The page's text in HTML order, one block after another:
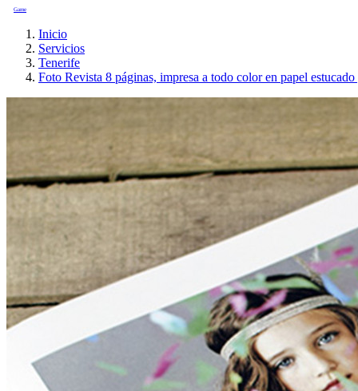
Game
Inicio
Servicios
Tenerife
Foto Revista 8 páginas, impresa a todo color en papel